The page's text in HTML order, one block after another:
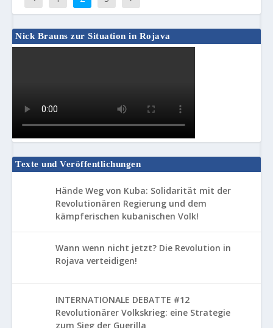
Nick Brauns zur Situation in Rojava
Texte und Veröffentlichungen
Hände Weg von Kuba: Solidarität mit der
Revolutionären Regierung und dem
kämpferischen kubanischen Volk!
Wann wenn nicht jetzt? Die Revolution in
Rojava verteidigen!
INTERNATIONALE DEBATTE #12
Revolutionärer Volkskrieg: eine Strategie
zum Sieg der Guerilla